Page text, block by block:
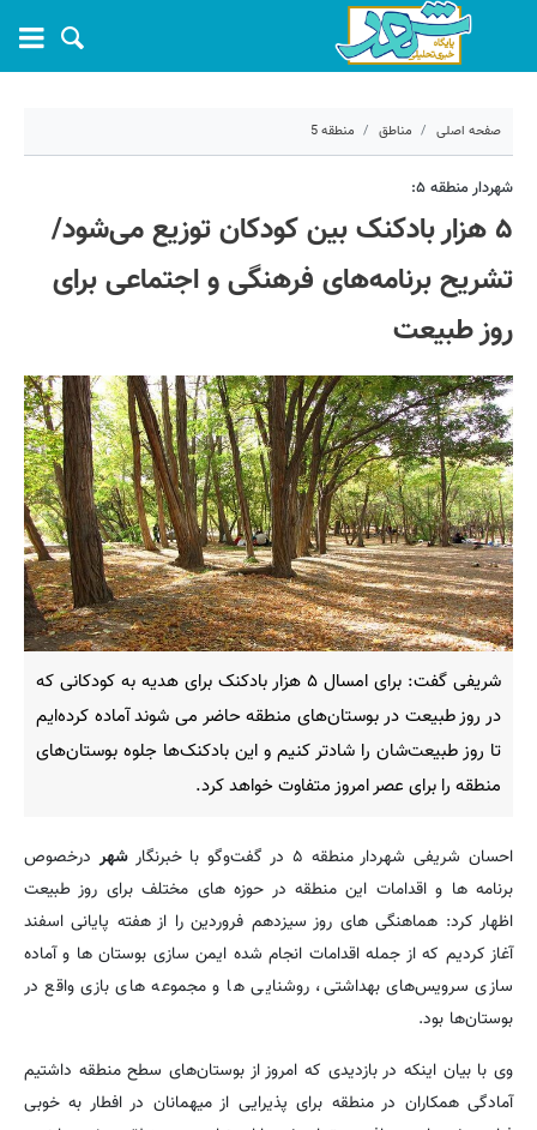
صفحه اصلی مناطق منطقه 5
۱۳ فروردین ۱۴۰۲ - ۱۵:۱۱
کد مطلب: 34339
شهردار منطقه ۵:
۵ هزار بادکنک بین کودکان توزیع می‌شود/
تشریح برنامه‌های فرهنگی و اجتماعی برای
روز طبیعت
شریفی گفت: برای امسال ۵ هزار بادکنک برای هدیه به کودکانی که
در روز طبیعت در بوستان‌های منطقه حاضر می شوند آماده کرده‌ایم
تا روز طبیعت‌شان را شادتر کنیم و این بادکنک‌ها جلوه بوستان‌های
منطقه را برای عصر امروز متفاوت خواهد کرد.
احسان شریفی شهردار منطقه ۵ در گفت‌وگو با خبرنگار شهردرخصوص
برنامه ها و اقدامات این منطقه در حوزه های مختلف برای روز طبیعت
اظهار کرد: هماهنگی های روز سیزدهم فروردین را از هفته پایانی اسفند
آغاز کردیم که از جمله اقدامات انجام شده ایمن سازی بوستان ها و آماده
سازی سرویس‌های بهداشتی، روشنایی ها و مجموعه های بازی واقع در
بوستان‌ها بود.
وی با بیان اینکه در بازدیدی که امروز از بوستان‌های سطح منطقه داشتیم
آمادگی همکاران در منطقه برای پذیرایی از میهمانان در افطار به خوبی